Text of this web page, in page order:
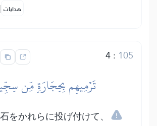
| هدايات
4: 105
تَرۡمِيهِم بِحِجَارَةٖ مِّن
をかれらに投げ付けて、